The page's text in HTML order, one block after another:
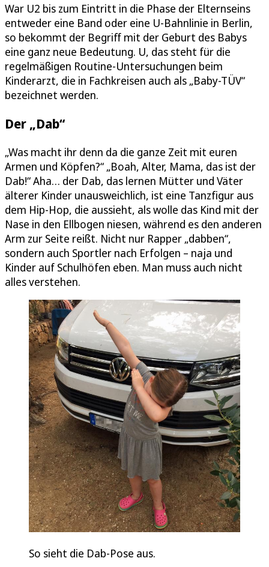
War U2 bis zum Eintritt in die Phase der Elternseins
entweder eine Band oder eine U-Bahnlinie in Berlin,
so bekommt der Begriff mit der Geburt des Babys
eine ganz neue Bedeutung. U, das steht für die
regelmäßigen Routine-Untersuchungen beim
Kinderarzt, die in Fachkreisen auch als „Baby-TÜV“
bezeichnet werden.
Der „Dab“
„Was macht ihr denn da die ganze Zeit mit euren
Armen und Köpfen?“ „Boah, Alter, Mama, das ist der
Dab!“ Aha… der Dab, das lernen Mütter und Väter
älterer Kinder unausweichlich, ist eine Tanzfigur aus
dem Hip-Hop, die aussieht, als wolle das Kind mit der
Nase in den Ellbogen niesen, während es den anderen
Arm zur Seite reißt. Nicht nur Rapper „dabben“,
sondern auch Sportler nach Erfolgen – naja und
Kinder auf Schulhöfen eben. Man muss auch nicht
alles verstehen.
So sieht die Dab-Pose aus.